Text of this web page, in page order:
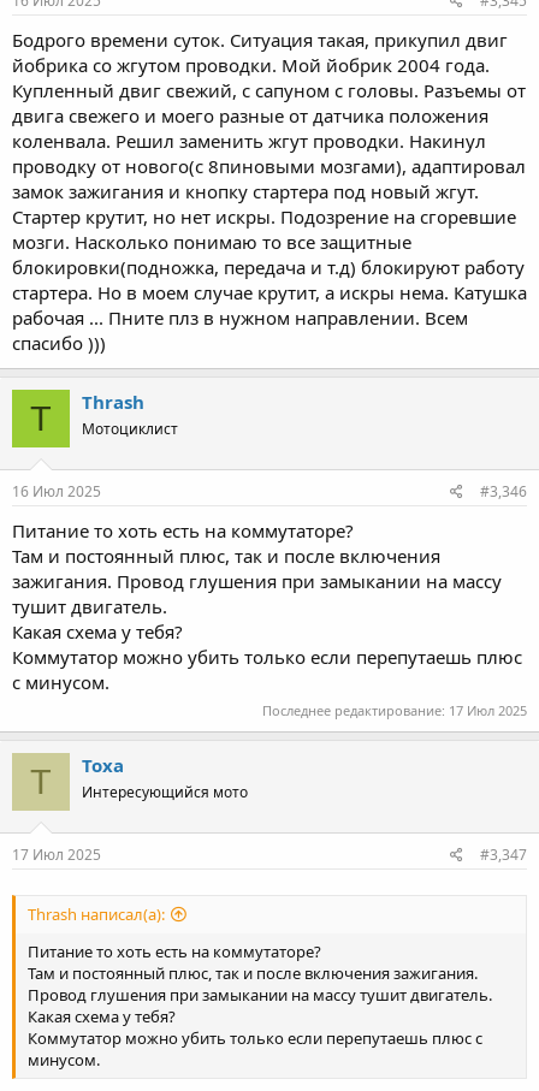
Бодрого времени суток. Ситуация такая, прикупил двиг
йобрика со жгутом проводки. Мой йобрик 2004 года.
Купленный двиг свежий, с сапуном с головы. Разъемы от
двига свежего и моего разные от датчика положения
коленвала. Решил заменить жгут проводки. Накинул
проводку от нового(с 8пиновыми мозгами), адаптировал
замок зажигания и кнопку стартера под новый жгут.
Стартер крутит, но нет искры. Подозрение на сгоревшие
мозги. Насколько понимаю то все защитные
блокировки(подножка, передача и т.д) блокируют работу
стартера. Но в моем случае крутит, а искры нема. Катушка
рабочая ... Пните плз в нужном направлении. Всем
спасибо )))
T Thrash
Мотоциклист
16 Июл 2025 #3,346
Питание то хоть есть на коммутаторе?
Там и постоянный плюс, так и после включения
зажигания. Провод глушения при замыкании на массу
тушит двигатель.
Какая схема у тебя?
Коммутатор можно убить только если перепутаешь плюс
с минусом.
Последнее редактирование: 17 Июл 2025
T Toxa
Интересующийся мото
17 Июл 2025 #3,347
Thrash написал(а):
Питание то хоть есть на коммутаторе?
Там и постоянный плюс, так и после включения зажигания.
Провод глушения при замыкании на массу тушит двигатель.
Какая схема у тебя?
Коммутатор можно убить только если перепутаешь плюс с
минусом.